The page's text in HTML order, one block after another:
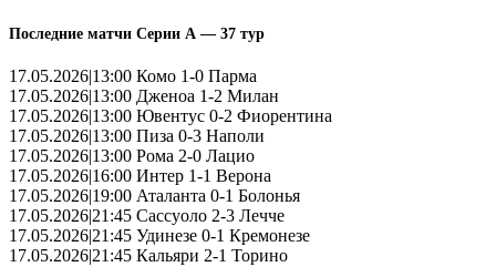
Последние матчи Серии А — 37 тур
17.05.2026|13:00 Комо 1-0 Парма
17.05.2026|13:00 Дженоа 1-2 Милан
17.05.2026|13:00 Ювентус 0-2 Фиорентина
17.05.2026|13:00 Пиза 0-3 Наполи
17.05.2026|13:00 Рома 2-0 Лацио
17.05.2026|16:00 Интер 1-1 Верона
17.05.2026|19:00 Аталанта 0-1 Болонья
17.05.2026|21:45 Сассуоло 2-3 Лечче
17.05.2026|21:45 Удинезе 0-1 Кремонезе
17.05.2026|21:45 Кальяри 2-1 Торино